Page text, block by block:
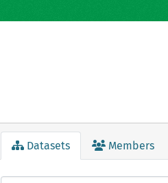
Datasets Members